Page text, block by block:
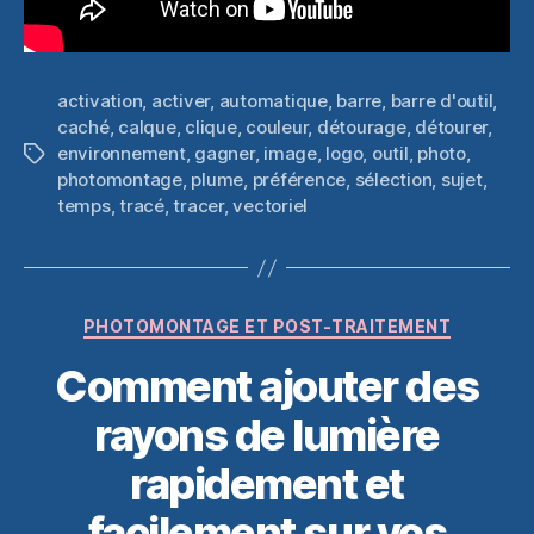
Étiquettes
activation, activer, automatique, barre, barre d'outil,
caché, calque, clique, couleur, détourage, détourer,
environnement, gagner, image, logo, outil, photo,
photomontage, plume, préférence, sélection, sujet,
temps,tracé,tracer,vectoriel
Catégories
PHOTOMONTAGE ET POST-TRAITEMENT
Comment ajouter des
rayons de lumière
rapidement et